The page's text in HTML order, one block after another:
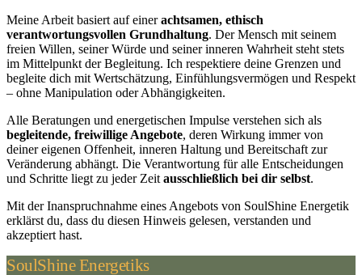
Meine Arbeit basiert auf einerachtsamen, ethisch
verantwortungsvollen Grundhaltung. Der Mensch mit seinem
freien Willen, seiner Würde und seiner inneren Wahrheit steht stets
im Mittelpunkt der Begleitung. Ich respektiere deine Grenzen und
begleite dich mit Wertschätzung, Einfühlungsvermögen und Respekt
– ohne Manipulation oder Abhängigkeiten.
Alle Beratungen und energetischen Impulse verstehen sich als
begleitende, freiwillige Angebote, deren Wirkung immer von
deiner eigenen Offenheit, inneren Haltung und Bereitschaft zur
Veränderung abhängt. Die Verantwortung für alle Entscheidungen
und Schritte liegt zu jeder Zeit ausschließlich bei dir selbst.
Mit der Inanspruchnahme eines Angebots von SoulShine Energetik
erklärst du, dass du diesen Hinweis gelesen, verstanden und
akzeptiert hast.
SoulShine Energetiks